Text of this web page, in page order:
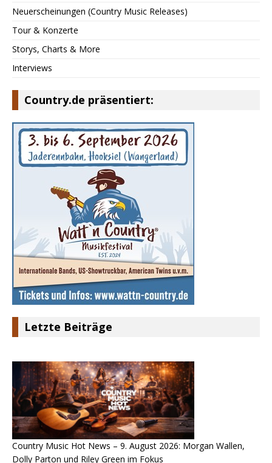
Neuerscheinungen (Country Music Releases)
Tour & Konzerte
Storys, Charts & More
Interviews
Country.de präsentiert:
Letzte Beiträge
Country Music Hot News – 9. August 2026: Morgan Wallen,
Dolly Parton und Riley Green im Fokus